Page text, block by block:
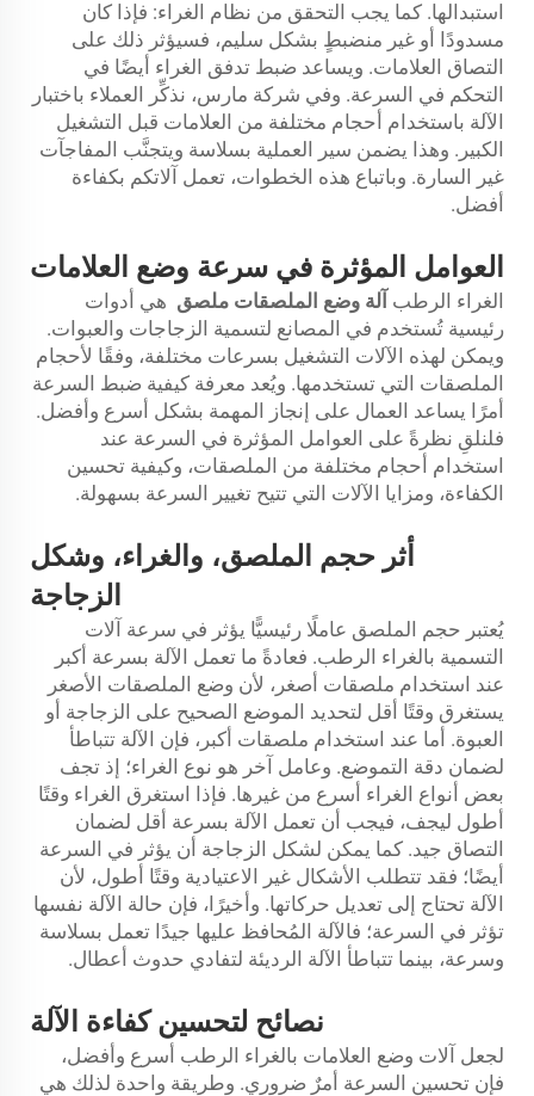
استبدالها. كما يجب التحقق من نظام الغراء: فإذا كان
مسدودًا أو غير منضبطٍ بشكل سليم، فسيؤثر ذلك على
التصاق العلامات. ويساعد ضبط تدفق الغراء أيضًا في
التحكم في السرعة. وفي شركة مارس، نذكِّر العملاء باختبار
الآلة باستخدام أحجام مختلفة من العلامات قبل التشغيل
الكبير. وهذا يضمن سير العملية بسلاسة ويتجنَّب المفاجآت
غير السارة. وباتباع هذه الخطوات، تعمل آلاتكم بكفاءة
أفضل.
العوامل المؤثرة في سرعة وضع العلامات
الغراء الرطب آلة وضع الملصقات ملصق هي أدوات
رئيسية تُستخدم في المصانع لتسمية الزجاجات والعبوات.
ويمكن لهذه الآلات التشغيل بسرعات مختلفة، وفقًا لأحجام
الملصقات التي تستخدمها. ويُعد معرفة كيفية ضبط السرعة
أمرًا يساعد العمال على إنجاز المهمة بشكل أسرع وأفضل.
فلنلقِ نظرةً على العوامل المؤثرة في السرعة عند
استخدام أحجام مختلفة من الملصقات، وكيفية تحسين
الكفاءة، ومزايا الآلات التي تتيح تغيير السرعة بسهولة.
أثر حجم الملصق، والغراء، وشكل
الزجاجة
يُعتبر حجم الملصق عاملًا رئيسيًّا يؤثر في سرعة آلات
التسمية بالغراء الرطب. فعادةً ما تعمل الآلة بسرعة أكبر
عند استخدام ملصقات أصغر، لأن وضع الملصقات الأصغر
يستغرق وقتًا أقل لتحديد الموضع الصحيح على الزجاجة أو
العبوة. أما عند استخدام ملصقات أكبر، فإن الآلة تتباطأ
لضمان دقة التموضع. وعامل آخر هو نوع الغراء؛ إذ تجف
بعض أنواع الغراء أسرع من غيرها. فإذا استغرق الغراء وقتًا
أطول ليجف، فيجب أن تعمل الآلة بسرعة أقل لضمان
التصاق جيد. كما يمكن لشكل الزجاجة أن يؤثر في السرعة
أيضًا؛ فقد تتطلب الأشكال غير الاعتيادية وقتًا أطول، لأن
الآلة تحتاج إلى تعديل حركاتها. وأخيرًا، فإن حالة الآلة نفسها
تؤثر في السرعة؛ فالآلة المُحافظ عليها جيدًا تعمل بسلاسة
وسرعة، بينما تتباطأ الآلة الرديئة لتفادي حدوث أعطال.
نصائح لتحسين كفاءة الآلة
لجعل آلات وضع العلامات بالغراء الرطب أسرع وأفضل،
فإن تحسين السرعة أمرٌ ضروري. وطريقة واحدة لذلك هي